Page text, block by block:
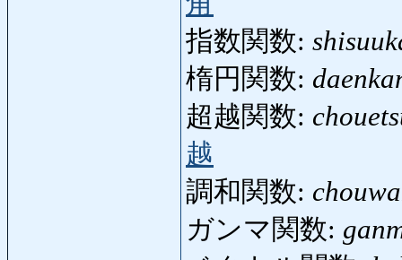
指数関数:
楕円関数:
超越関数:
越
調和関数:
ガンマ関数: